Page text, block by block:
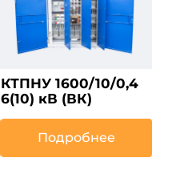
КТПНУ 1600/10/0,4
6(10) кВ (ВК)
Подробнее